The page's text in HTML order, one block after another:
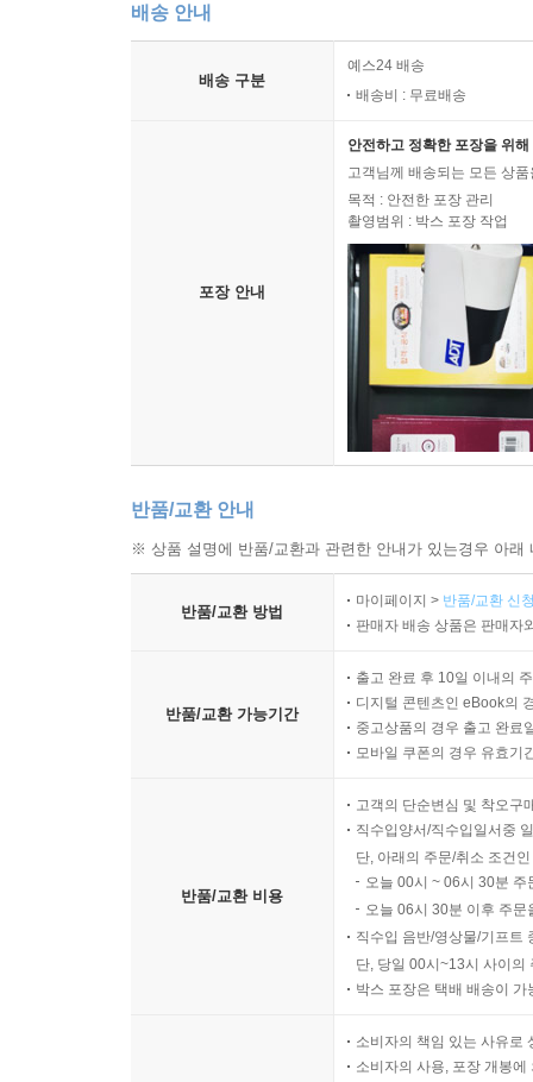
구조 계획과 책임자였다. 여객선이 재난에 처했
따랐다는 이유로 간부 선원들의 살인 혐의를 벗겨
배송 안내
배송 구분
예스24 배송
배송비 : 무료배송
포장 안내
안전하고 정확한 포장을 위
고객님께 배송되는 모든 상
목적 : 안전한 포장 관리
촬영범위 : 박스 포장 작업
반품/교환 안내
※ 상품 설명에 반품/교환과 관련한 안내가 있는경우 아
반품/교환 방법
마이페이지 > 반품/교환 신
판매자 배송 상품은 판매자
반품/교환 가능기간
출고 완료 후 10일 이내의
디지털 콘텐츠인 eBook의
중고상품의 경우 출고 완료
모바일 쿠폰의 경우 유효기
반품/교환 비용
고객의 단순변심 및 착오구
직수입양서/직수입일서중
단, 아래의 주문/취소 조건
오늘 00시 ~ 06시 30분
오늘 06시 30분 이후 주
직수입 음반/영상물/기프트
단, 당일 00시~13시 사이의
박스 포장은 택배 배송이
소비자의 책임 있는 사유로
소비자의 사용, 포장 개봉